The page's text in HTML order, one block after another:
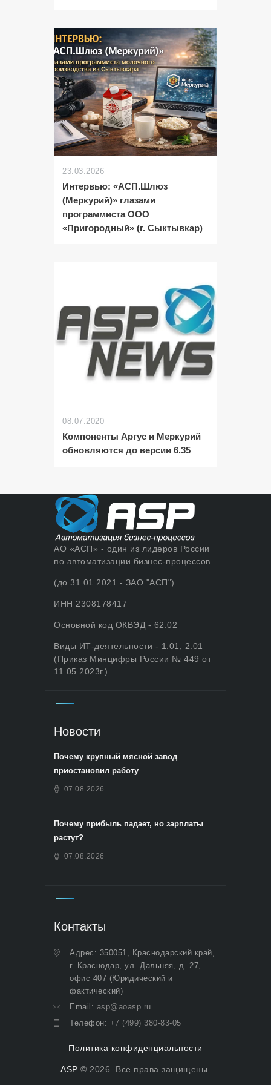
23.03.2026
Интервью: «АСП.Шлюз
(Меркурий)» глазами
программиста ООО
«Пригородный» (г. Сыктывкар)
08.07.2020
Компоненты Аргус и Меркурий
обновляются до версии 6.35
АО «АСП» - один из лидеров России
по автоматизации бизнес-процессов.
(до 31.01.2021 - ЗАО "АСП")
ИНН 2308178417
Основной код ОКВЭД - 62.02
Виды ИТ-деятельности - 1.01, 2.01
(Приказ Минцифры России № 449 от
11.05.2023г.)
Новости
Почему крупный мясной завод
приостановил работу
07.08.2026
Почему прибыль падает, но зарплаты
растут?
07.08.2026
Контакты
Адрес: 350051, Краснодарский край,
г. Краснодар, ул. Дальняя, д. 27,
офис 407 (Юридический и
фактический)
Email: asp@aoasp.ru
Телефон: +7 (499) 380-83-05
Политика конфиденциальности
ASP © 2026. Все права защищены.